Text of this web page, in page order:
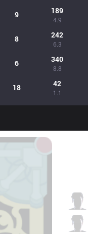
9 189
4.9
8 242
6.3
6 340
8.8
18 42
1.1